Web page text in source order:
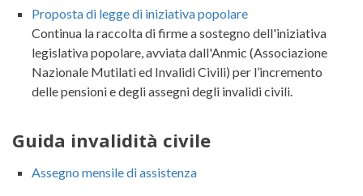
Proposta di legge di iniziativa popolare
Continua la raccolta di firme a sostegno dell'iniziativa
legislativa popolare, avviata dall'Anmic (Associazione
Nazionale Mutilati ed Invalidi Civili) per l’incremento
delle pensioni e degli assegni degli invalidi civili.
Guida invalidità civile
Assegno mensile di assistenza